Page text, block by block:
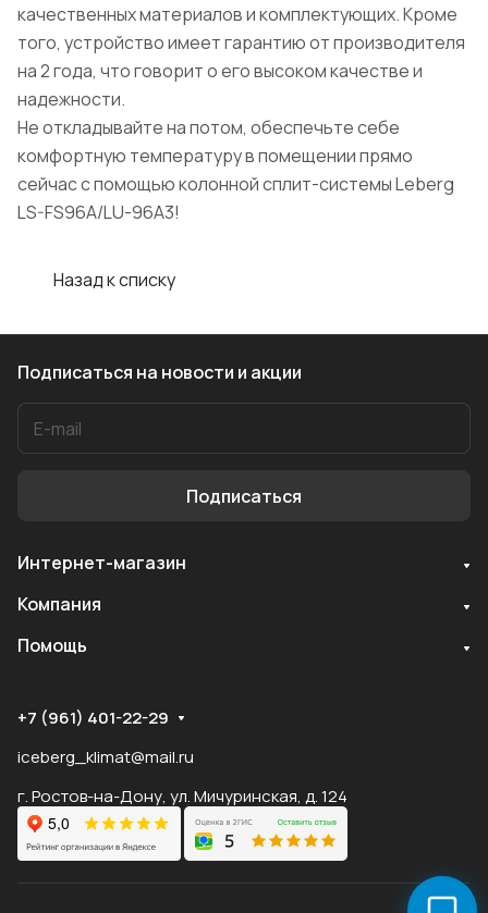
качественных материалов и комплектующих. Кроме
того, устройство имеет гарантию от производителя
на 2 года, что говорит о его высоком качестве и
надежности.
Не откладывайте на потом, обеспечьте себе
комфортную температуру в помещении прямо
сейчас с помощью колонной сплит-системы Leberg
LS-FS96A/LU-96A3!
Назад к списку
Подписаться на новости и акции
Подписаться
Интернет-магазин
Компания
Помощь
+7 (961) 401-22-29
iceberg_klimat@mail.ru
г. Ростов-на-Дону, ул. Мичуринская, д. 124